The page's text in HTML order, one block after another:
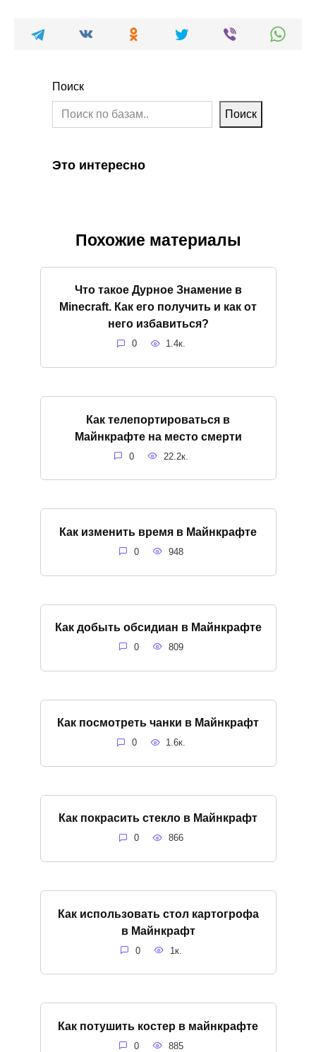
Поиск
Поиск
Это интересно
Похожие материалы
Что такое Дурное Знамение в
Minecraft. Как его получить и как от
него избавиться?
0 1.4к.
Как телепортироваться в
Майнкрафте на место смерти
0 22.2к.
Как изменить время в Майнкрафте
0 948
Как добыть обсидиан в Майнкрафте
0 809
Как посмотреть чанки в Майнкрафт
0 1.6к.
Как покрасить стекло в Майнкрафт
0 866
Как использовать стол картогрофа
в Майнкрафт
0 1к.
Как потушить костер в майнкрафте
0 885